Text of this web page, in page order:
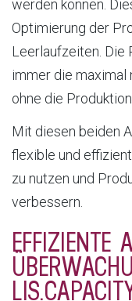
werden können.
Optimierung der
Leerlaufzeiten. Die
immer die
ohne die
Mit diesen beiden
flexible und
zu nutzen und
verbessern.
EFFIZIENTE